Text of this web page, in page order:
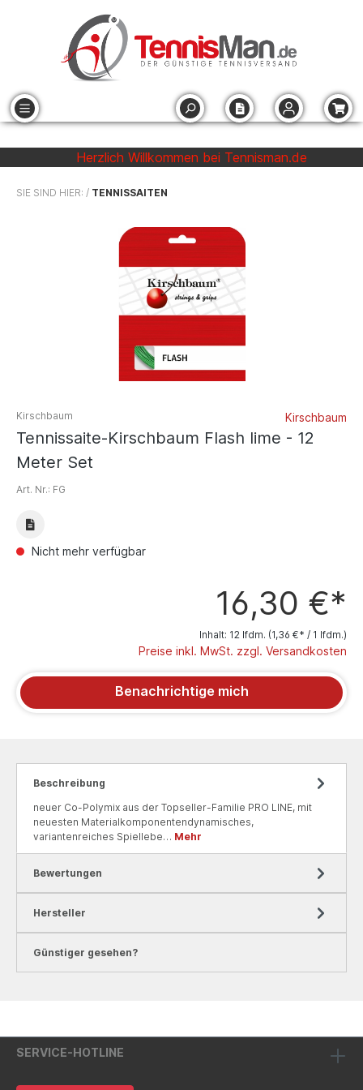
Herzlich Willkommen bei Tennisman.de
SIE SIND HIER: / TENNISSAITEN
Tennissaite-Kirschbaum Flash lime - 12
Meter Set
Kirschbaum Kirschbaum
Art. Nr.: FG
Nicht mehr verfügbar
16,30 €*
Inhalt: 12 lfdm. (1,36 €* / 1 lfdm.)
Preise inkl. MwSt. zzgl. Versandkosten
Benachrichtige mich
Beschreibung
neuer Co-Polymix aus der Topseller-Familie PRO LINE, mit
neuesten Materialkomponentendynamisches,
variantenreiches Spiellebe… Mehr
Bewertungen
Hersteller
Günstiger gesehen?
SERVICE-HOTLINE